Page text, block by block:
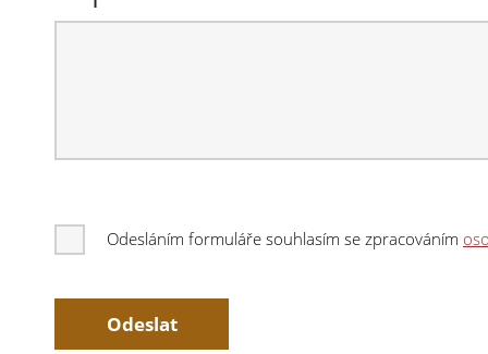
Odesláním formuláře souhlasím se zpracováním